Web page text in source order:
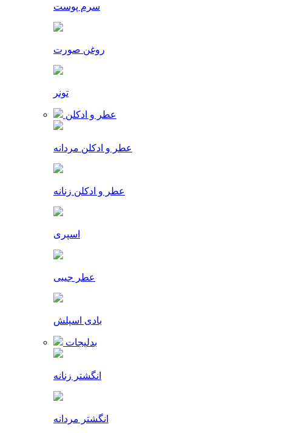
سرم پوست
روغن صورت
تونر
عطر و ادکلن
عطر و ادکلن مردانه
عطر و ادکلن زنانه
اسپری
عطر جیبی
بادی اسپلش
بدلیجات
انگشتر زنانه
انگشتر مردانه